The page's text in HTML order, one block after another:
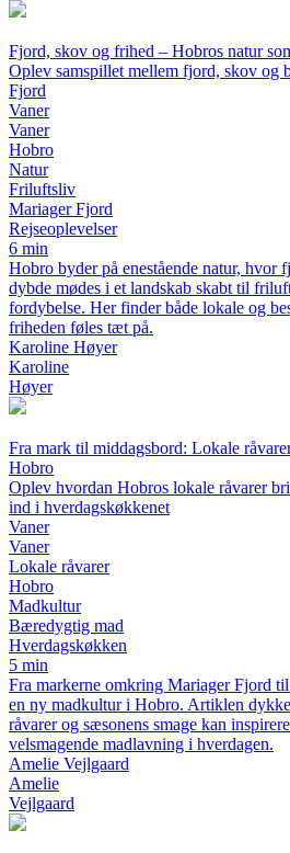
Fjord, skov og frihed – Hobros natur
Oplev samspillet mellem fjord, skov og
Fjord
Vaner
Vaner
Hobro
Natur
Friluftsliv
Mariager Fjord
Rejseoplevelser
6 min
Hobro byder på enestående natur, hvor
dybde mødes i et landskab skabt til
fordybelse. Her finder både lokale og
friheden føles tæt på.
Karoline Høyer
Karoline
Høyer
Fra mark til middagsbord: Lokale
Hobro
Oplev hvordan Hobros lokale råvarer
ind i hverdagskøkkenet
Vaner
Vaner
Lokale råvarer
Hobro
Madkultur
Bæredygtig mad
Hverdagskøkken
5 min
Fra markerne omkring Mariager Fjord
en ny madkultur i Hobro. Artiklen
råvarer og sæsonens smage kan
velsmagende madlavning i hverdagen.
Amelie Vejlgaard
Amelie
Vejlgaard